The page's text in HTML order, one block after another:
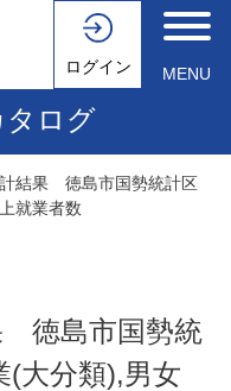
ログイン MENU
タログ
結果 徳島市国勢統計区
就業者数
徳島市国勢統
(大分類),男女